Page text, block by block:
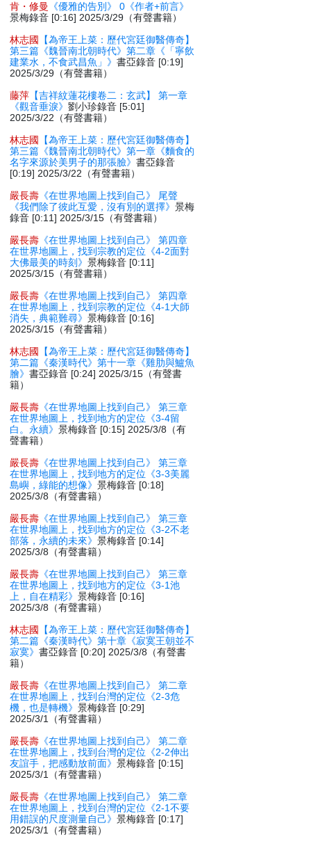
肯・修曼
《優雅的告別》 0《作者+前言》
景梅錄音 [0:16] 2025/3/29（有聲書籍）
林志國
【為帝王上菜：歷代宮廷御醫傳奇】
第三篇《魏晉南北朝時代》第二章《「寧飲
建業水，不食武昌魚」》書亞錄音 [0:19]
2025/3/29（有聲書籍）
藤萍 【吉祥紋蓮花樓卷二：玄武】 第一章
《觀音垂淚》劉小珍錄音 [5:01]
2025/3/22（有聲書籍）
林志國
【為帝王上菜：歷代宮廷御醫傳奇】
第三篇《魏晉南北朝時代》第一章《麵食的
名字來源於美男子的那張臉》書亞錄音
[0:19] 2025/3/22（有聲書籍）
嚴長壽 《在世界地圖上找到自己》 尾聲
《我們除了彼此互愛，沒有別的選擇》景梅
錄音 [0:11] 2025/3/15（有聲書籍）
嚴長壽 《在世界地圖上找到自己》 第四章
在世界地圖上，找到宗教的定位《4-2面對
大佛最美的時刻》景梅錄音 [0:11]
2025/3/15（有聲書籍）
嚴長壽 《在世界地圖上找到自己》 第四章
在世界地圖上，找到宗教的定位《4-1大師
消失，典範難尋》景梅錄音 [0:16]
2025/3/15（有聲書籍）
林志國
【為帝王上菜：歷代宮廷御醫傳奇】
第二篇《秦漢時代》第十一章《雞肋與鱸魚
膾》書亞錄音 [0:24] 2025/3/15（有聲書
籍）
嚴長壽 《在世界地圖上找到自己》 第三章
在世界地圖上，找到地方的定位《3-4留
白。永續》景梅錄音 [0:15] 2025/3/8（有
聲書籍）
嚴長壽 《在世界地圖上找到自己》 第三章
在世界地圖上，找到地方的定位《3-3美麗
島嶼，綠能的想像》景梅錄音 [0:18]
2025/3/8（有聲書籍）
嚴長壽 《在世界地圖上找到自己》 第三章
在世界地圖上，找到地方的定位《3-2不老
部落，永續的未來》景梅錄音 [0:14]
2025/3/8（有聲書籍）
嚴長壽 《在世界地圖上找到自己》 第三章
在世界地圖上，找到地方的定位《3-1池
上，自在精彩》景梅錄音 [0:16]
2025/3/8（有聲書籍）
林志國
【為帝王上菜：歷代宮廷御醫傳奇】
第二篇《秦漢時代》第十章《寂寞王朝並不
寂寞》書亞錄音 [0:20] 2025/3/8（有聲書
籍）
嚴長壽 《在世界地圖上找到自己》 第二章
在世界地圖上，找到台灣的定位《2-3危
機，也是轉機》景梅錄音 [0:29]
2025/3/1（有聲書籍）
嚴長壽 《在世界地圖上找到自己》 第二章
在世界地圖上，找到台灣的定位《2-2伸出
友誼手，把感動放前面》景梅錄音 [0:15]
2025/3/1（有聲書籍）
嚴長壽 《在世界地圖上找到自己》 第二章
在世界地圖上，找到台灣的定位《2-1不要
用錯誤的尺度測量自己》景梅錄音 [0:17]
2025/3/1（有聲書籍）